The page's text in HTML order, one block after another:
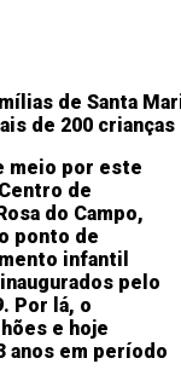
meio por este
de
do Campo,
ponto de
infantil
pelo
Por lá, o
e hoje
anos em período